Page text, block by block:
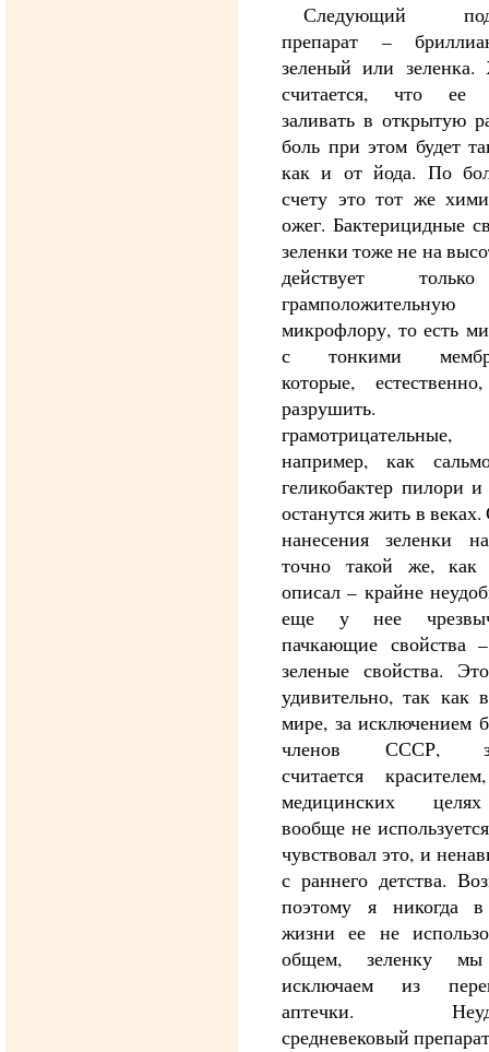
Следующий
препарат –
зеленый или зеленка.
считается, что ее
заливать в открытую
боль при этом будет
как и от йода. По
счету это тот же
ожег. Бактерицидные
зеленки тоже не на
действует
грамположительную
микрофлору, то есть
с тонкими
которые,
грамотрицательные,
например, как
геликобактер пилори и
останутся жить в
нанесения зеленки
точно такой же,
описал – крайне
еще у нее
пачкающие свойства
зеленые свойства.
удивительно, так как
мире, за исключением
членов СССР,
считается
медицинских
вообще не
чувствовал это, и
с раннего детства.
поэтому я никогда
жизни ее не
общем, зеленку
исключаем из
аптечки.
средневековый